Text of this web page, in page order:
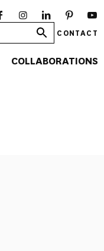
CONTACT
COLLABORATIONS